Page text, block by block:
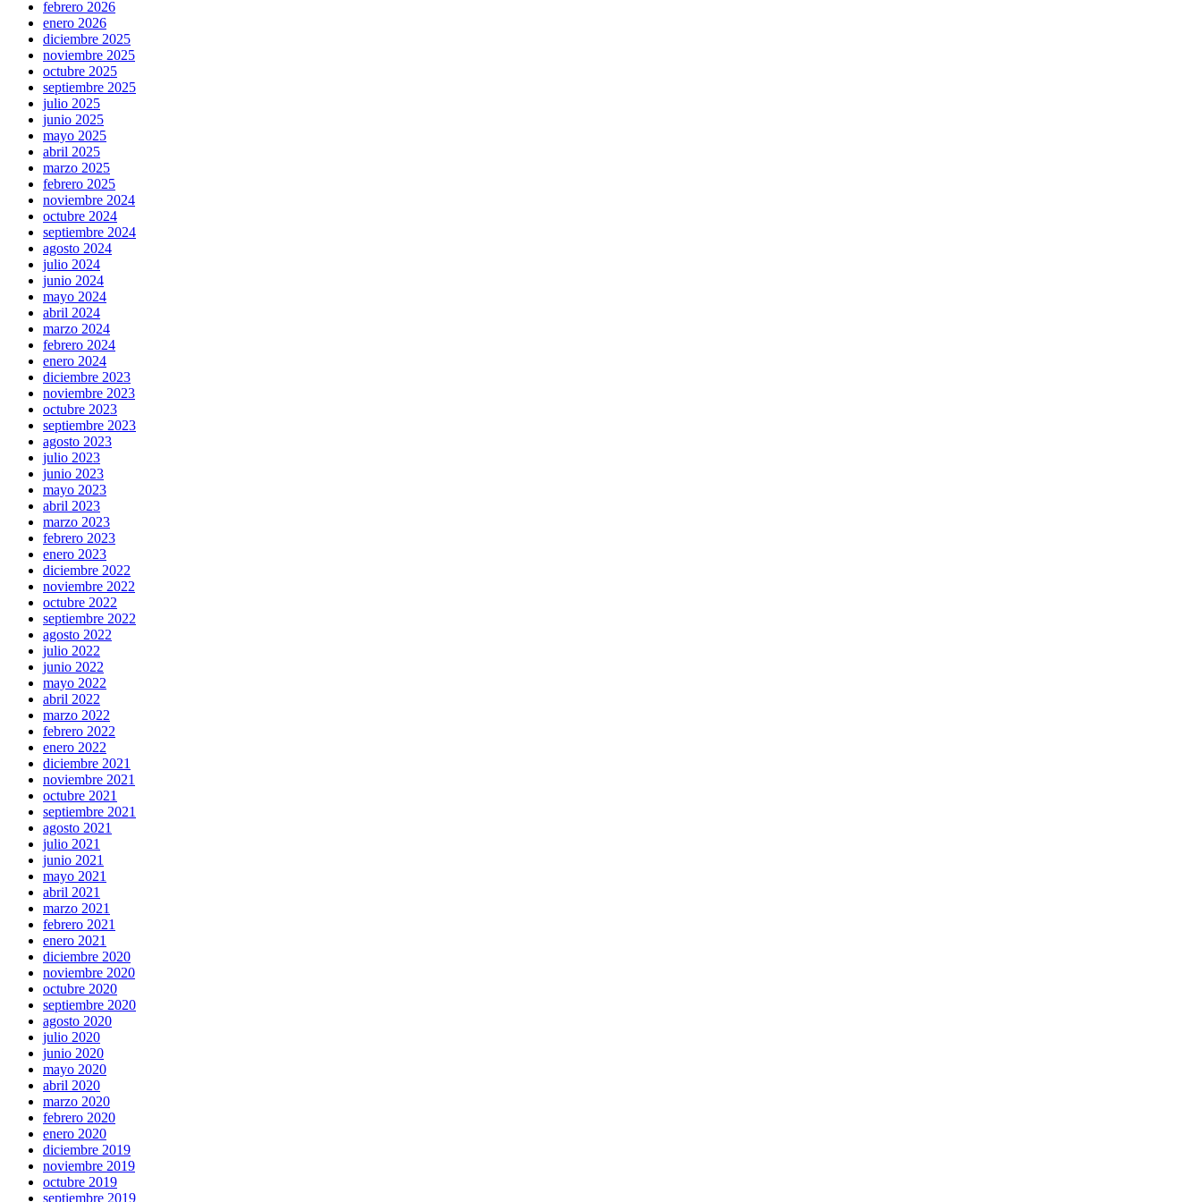
febrero 2026
enero 2026
diciembre 2025
noviembre 2025
octubre 2025
septiembre 2025
julio 2025
junio 2025
mayo 2025
abril 2025
marzo 2025
febrero 2025
noviembre 2024
octubre 2024
septiembre 2024
agosto 2024
julio 2024
junio 2024
mayo 2024
abril 2024
marzo 2024
febrero 2024
enero 2024
diciembre 2023
noviembre 2023
octubre 2023
septiembre 2023
agosto 2023
julio 2023
junio 2023
mayo 2023
abril 2023
marzo 2023
febrero 2023
enero 2023
diciembre 2022
noviembre 2022
octubre 2022
septiembre 2022
agosto 2022
julio 2022
junio 2022
mayo 2022
abril 2022
marzo 2022
febrero 2022
enero 2022
diciembre 2021
noviembre 2021
octubre 2021
septiembre 2021
agosto 2021
julio 2021
junio 2021
mayo 2021
abril 2021
marzo 2021
febrero 2021
enero 2021
diciembre 2020
noviembre 2020
octubre 2020
septiembre 2020
agosto 2020
julio 2020
junio 2020
mayo 2020
abril 2020
marzo 2020
febrero 2020
enero 2020
diciembre 2019
noviembre 2019
octubre 2019
septiembre 2019